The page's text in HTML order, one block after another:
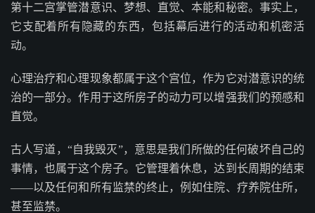
第十二宫掌管潜意识、梦想、直觉、本能和秘密。事实上，
它支配着所有隐藏的东西，包括幕后进行的活动和机密活
动。
心理治疗和心理现象都属于这个宫位，作为它对潜意识的统
治的一部分。作用于这所房子的动力可以增强我们的预感和
直觉。
古人写道，“自我毁灭”，意思是我们所做的任何破坏自己的
事情，也属于这个房子。它管理着休息，达到长周期的结束
——以及任何和所有监禁的终止，例如住院、疗养院住所，
甚至监禁。